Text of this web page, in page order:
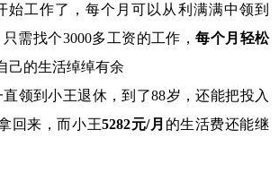
始工作了，每个月可以从利满满中领到
需找个3000多工资的工作，每个月轻松
己的生活绰绰有余
领到小王退休，到了88岁，还能把投入
回来，而小王5282元/月 的生活费还能继